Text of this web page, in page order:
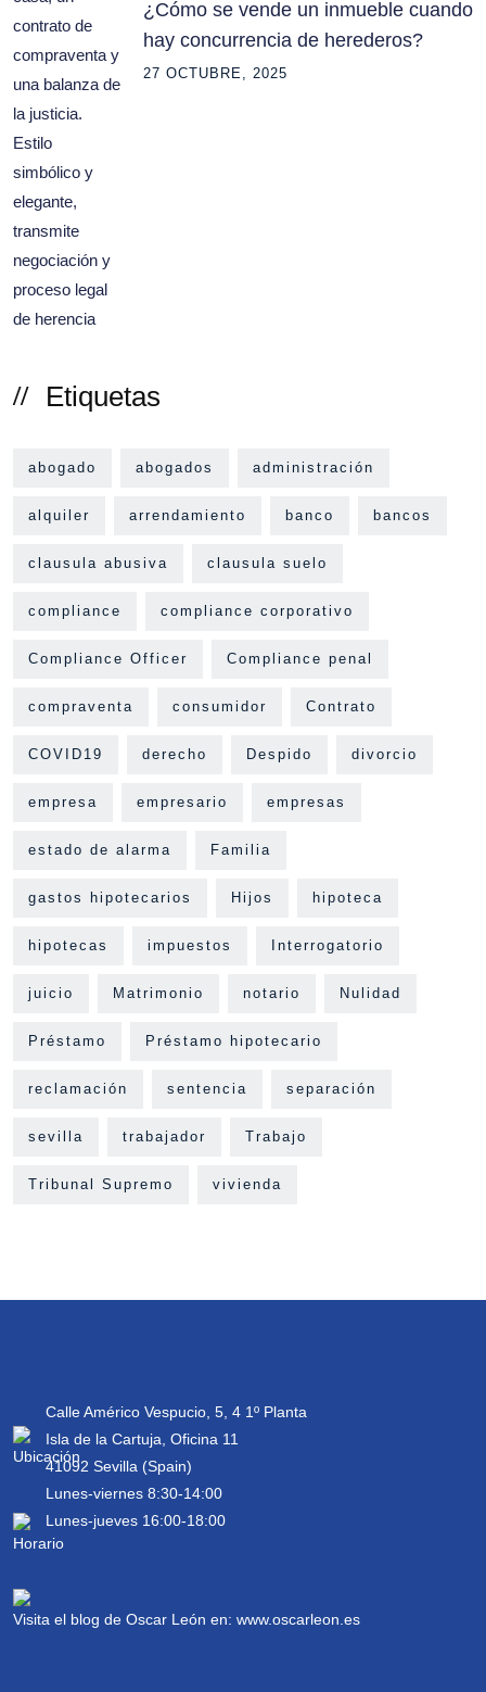
¿Cómo se vende un inmueble cuando
hay concurrencia de herederos?
27 OCTUBRE, 2025
Etiquetas
abogado abogados administración
alquiler arrendamiento banco bancos
clausula abusiva clausula suelo
compliance compliance corporativo
Compliance Officer Compliance penal
compraventa consumidor Contrato
COVID19 derecho Despido divorcio
empresa empresario empresas
estado de alarma Familia
gastos hipotecarios Hijos hipoteca
hipotecas impuestos Interrogatorio
juicio Matrimonio notario Nulidad
Préstamo Préstamo hipotecario
reclamación sentencia separación
sevilla trabajador Trabajo
Tribunal Supremo vivienda
Calle Américo Vespucio, 5, 4 1º Planta
Isla de la Cartuja, Oficina 11
41092 Sevilla (Spain)
Lunes-viernes 8:30-14:00
Lunes-jueves 16:00-18:00
Visita el blog de Oscar León en: www.oscarleon.es